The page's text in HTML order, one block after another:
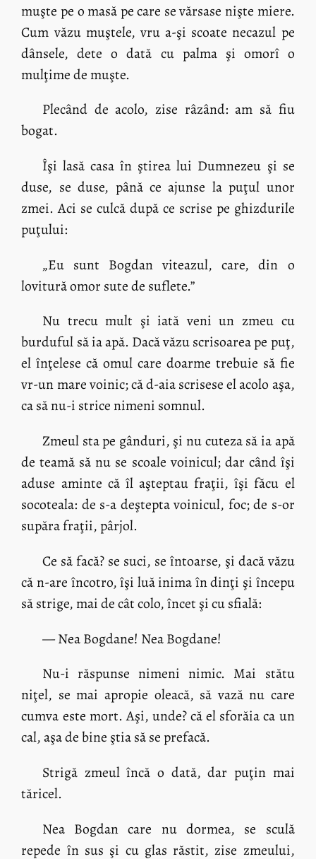
muşte pe o masă pe care se vărsase nişte miere.
Cum văzu muştele, vru a-şi scoate necazul pe
dânsele, dete o dată cu palma şi omorî o
mulţime de muşte.
Plecând de acolo, zise râzând: am să fiu
bogat.
Îşi lasă casa în ştirea lui Dumnezeu şi se
duse, se duse, până ce ajunse la puţul unor
zmei. Aci se culcă după ce scrise pe ghizdurile
puţului:
„Eu sunt Bogdan viteazul, care, din o
lovitură omor sute de suflete.”
Nu trecu mult şi iată veni un zmeu cu
burduful să ia apă. Dacă văzu scrisoarea pe puţ,
el înţelese că omul care doarme trebuie să fie
vr-un mare voinic; că d-aia scrisese el acolo aşa,
ca să nu-i strice nimeni somnul.
Zmeul sta pe gânduri, şi nu cuteza să ia apă
de teamă să nu se scoale voinicul; dar când îşi
aduse aminte că îl aşteptau fraţii, îşi făcu el
socoteala: de s-a deştepta voinicul, foc; de s-or
supăra fraţii, pârjol.
Ce să facă? se suci, se întoarse, şi dacă văzu
că n-are încotro, îşi luă inima în dinţi şi începu
să strige, mai de cât colo, încet şi cu sfială:
— Nea Bogdane! Nea Bogdane!
Nu-i răspunse nimeni nimic. Mai stătu
niţel, se mai apropie oleacă, să vază nu care
cumva este mort. Aşi, unde? că el sforăia ca un
cal, aşa de bine ştia să se prefacă.
Strigă zmeul încă o dată, dar puţin mai
tăricel.
Nea Bogdan care nu dormea, se sculă
repede în sus şi cu glas răstit, zise zmeului,